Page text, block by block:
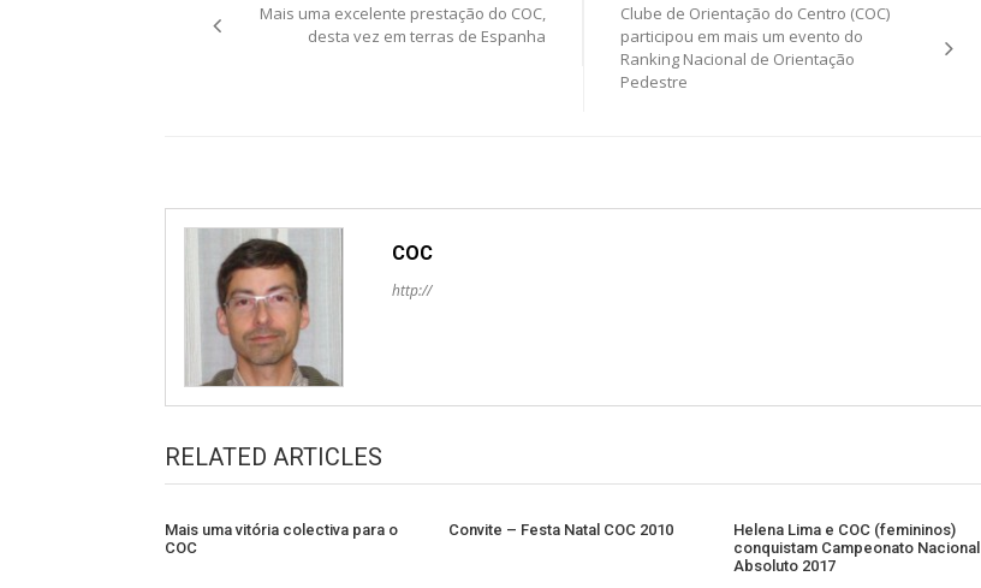
navigation
Mais uma excelente prestação do COC,
desta vez em terras de Espanha
Clube de Orientação do Centro (COC)
participou em mais um evento do
Ranking Nacional de Orientação
Pedestre
COC
http://
RELATED ARTICLES
Mais uma vitória colectiva para o
COC
Convite – Festa Natal COC 2010
Helena Lima e COC (femininos)
conquistam Campeonato Nacional
Absoluto 2017